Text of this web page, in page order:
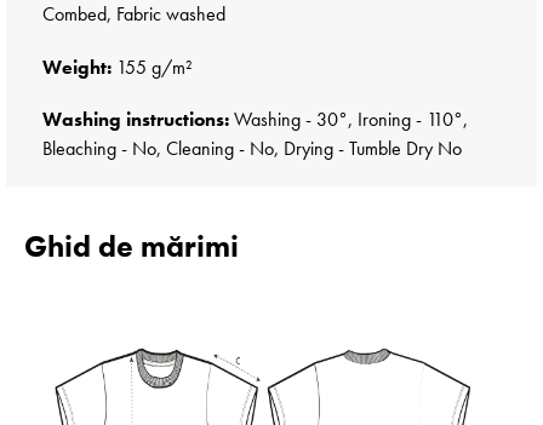
Combed, Fabric washed
Weight: 155 g/m²
Washing instructions:Washing - 30°, Ironing - 110°,
Bleaching - No, Cleaning - No, Drying - Tumble Dry No
Ghid de mărimi